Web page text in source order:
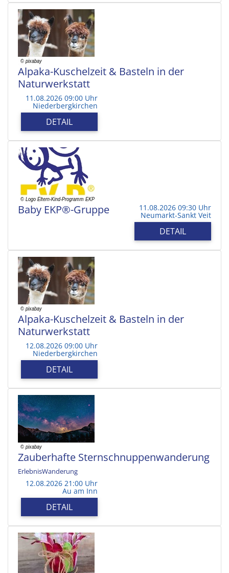
Alpaka-Kuschelzeit & Basteln in der
Naturwerkstatt
11.08.2026 09:00 Uhr
Niederbergkirchen
DETAIL
Baby EKP®-Gruppe 11.08.2026 09:30 Uhr
Neumarkt-Sankt Veit
DETAIL
Alpaka-Kuschelzeit & Basteln in der
Naturwerkstatt
12.08.2026 09:00 Uhr
Niederbergkirchen
DETAIL
Zauberhafte Sternschnuppenwanderung
ErlebnisWanderung
12.08.2026 21:00 Uhr
Au am Inn
DETAIL